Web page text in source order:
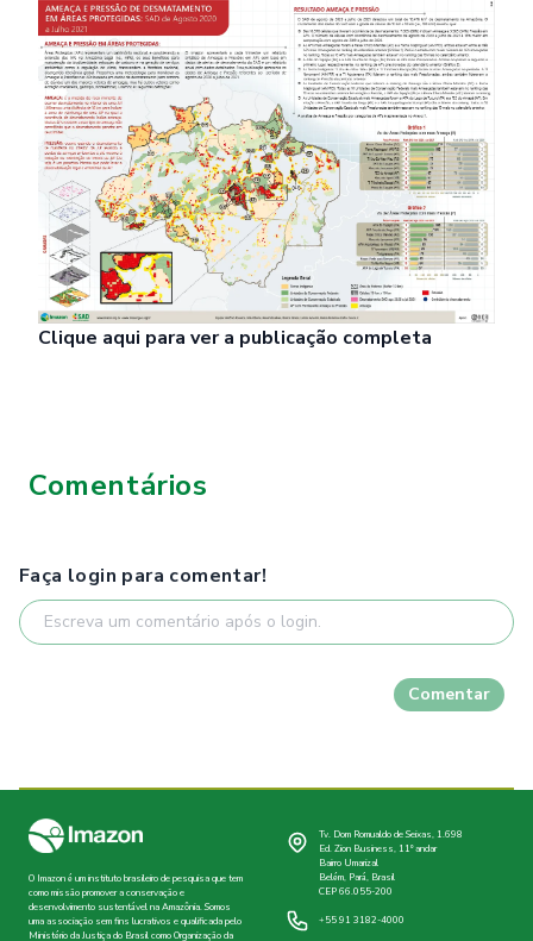
Clique aqui para ver a publicação completa
Comentários
Faça login para comentar!
Comentar
O Imazon é um instituto brasileiro de pesquisa que tem
como missão promover a conservação e
desenvolvimento sustentável na Amazônia. Somos
uma associação sem fins lucrativos e qualificada pelo
Ministério da Justiça do Brasil como Organização da
Tv. Dom Romualdo de Seixas, 1.698
Ed. Zion Business, 11º andar
Bairro Umarizal
Belém, Pará, Brasil
CEP 66.055-200
+55 91 3182-4000